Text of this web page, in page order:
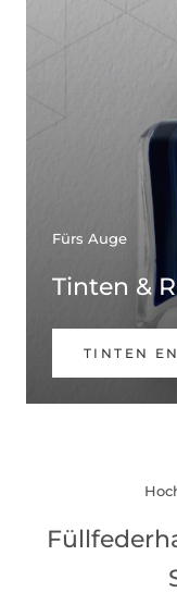
Fürs Auge
Tinten &
TINTEN